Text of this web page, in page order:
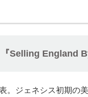
Selling England
。ジェネシス初期の